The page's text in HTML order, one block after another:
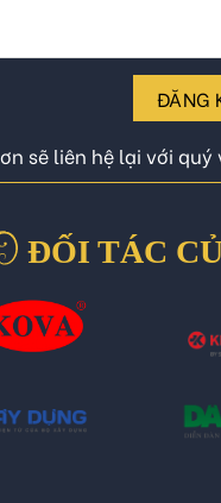
ĐĂNG
sẽ liên hệ lại với
ĐỐI TÁC